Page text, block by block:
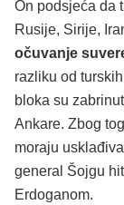
On podsjeća da
Rusije, Sirije,
očuvanje
razliku od
bloka su
Ankare. Zbog
moraju
general Šojgu
Erdoganom.